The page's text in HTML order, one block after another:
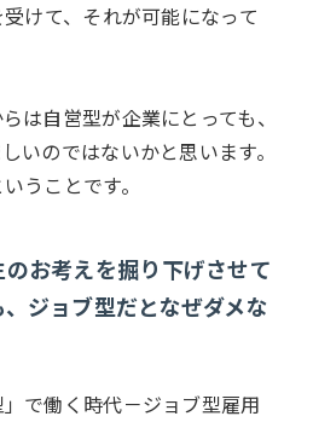
けて、それが可能になって
は自営型が企業にとっても、
いのではないかと思います。
うことです。
お考えを掘り下げさせて
ジョブ型だとなぜダメな
で働く時代－ジョブ型雇用